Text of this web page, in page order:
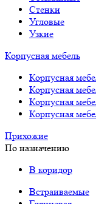
Стенки
Угловые
Узкие
Корпусная мебель
Корпусная
Корпусная
Корпусная
Корпусная
Прихожие
По назначению
В коридор
Встраиваемые